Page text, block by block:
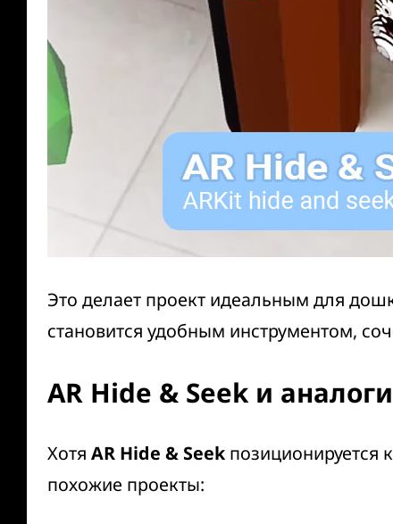
Это делает проект идеальным для
становится удобным инструментом,
AR Hide & Seek и аналоги
Хотя AR Hide & Seekпозиционируется
похожие проекты: